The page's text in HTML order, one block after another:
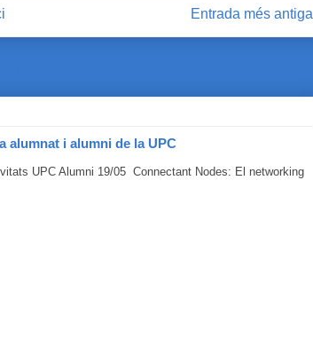
Entrada més antiga
alumnat i alumni de la UPC
UPC Alumni 19/05 Connectant Nodes: El networking